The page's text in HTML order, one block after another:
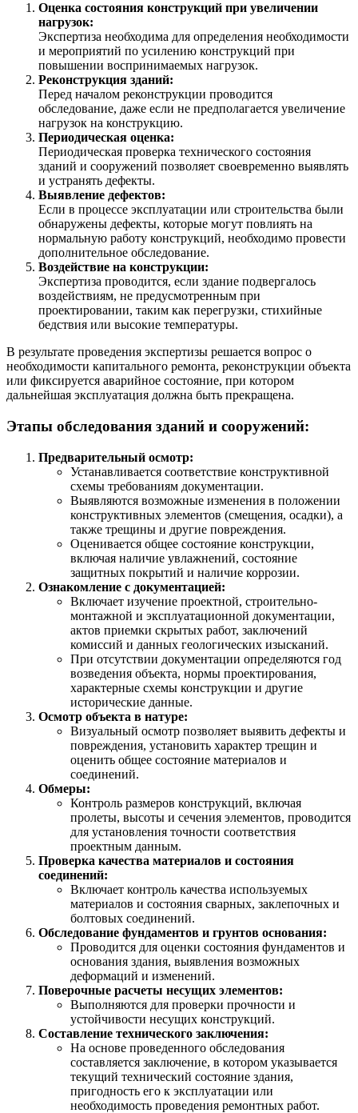
Оценка состояния конструкций при увеличении
нагрузок:
Экспертиза необходима для определения необходимости
и мероприятий по усилению конструкций при
повышении воспринимаемых нагрузок.
Реконструкция зданий:
Перед началом реконструкции проводится
обследование, даже если не предполагается увеличение
нагрузок на конструкцию.
Периодическая оценка:
Периодическая проверка технического состояния
зданий и сооружений позволяет своевременно выявлять
и устранять дефекты.
Выявление дефектов:
Если в процессе эксплуатации или строительства были
обнаружены дефекты, которые могут повлиять на
нормальную работу конструкций, необходимо провести
дополнительное обследование.
Воздействие на конструкции:
Экспертиза проводится, если здание подвергалось
воздействиям, не предусмотренным при
проектировании, таким как перегрузки, стихийные
бедствия или высокие температуры.
В результате проведения экспертизы решается вопрос о
необходимости капитального ремонта, реконструкции объекта
или фиксируется аварийное состояние, при котором
дальнейшая эксплуатация должна быть прекращена.
Этапы обследования зданий и сооружений:
Предварительный осмотр:
Устанавливается соответствие конструктивной
схемы требованиям документации.
Выявляются возможные изменения в положении
конструктивных элементов (смещения, осадки), а
также трещины и другие повреждения.
Оценивается общее состояние конструкции,
включая наличие увлажнений, состояние
защитных покрытий и наличие коррозии.
Ознакомление с документацией:
Включает изучение проектной, строительно-
монтажной и эксплуатационной документации,
актов приемки скрытых работ, заключений
комиссий и данных геологических изысканий.
При отсутствии документации определяются год
возведения объекта, нормы проектирования,
характерные схемы конструкции и другие
исторические данные.
Осмотр объекта в натуре:
Визуальный осмотр позволяет выявить дефекты и
повреждения, установить характер трещин и
оценить общее состояние материалов и
соединений.
Обмеры:
Контроль размеров конструкций, включая
пролеты, высоты и сечения элементов, проводится
для установления точности соответствия
проектным данным.
Проверка качества материалов и состояния
соединений:
Включает контроль качества используемых
материалов и состояния сварных, заклепочных и
болтовых соединений.
Обследование фундаментов и грунтов основания:
Проводится для оценки состояния фундаментов и
основания здания, выявления возможных
деформаций и изменений.
Поверочные расчеты несущих элементов:
Выполняются для проверки прочности и
устойчивости несущих конструкций.
Составление технического заключения:
На основе проведенного обследования
составляется заключение, в котором указывается
текущий технический состояние здания,
пригодность его к эксплуатации или
необходимость проведения ремонтных работ.